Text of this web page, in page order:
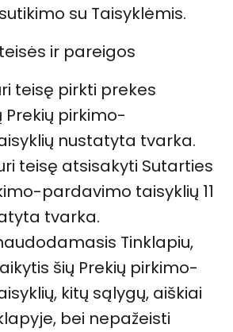
su Taisyklėmis.
ir pareigos
teisę pirkti prekes
Prekių pirkimo-
nustatyta tvarka.
teisę atsisakyti Sutarties
pardavimo taisyklių 11
tvarka.
Tinklapiu,
šių Prekių pirkimo-
kitų sąlygų, aiškiai
bei nepažeisti